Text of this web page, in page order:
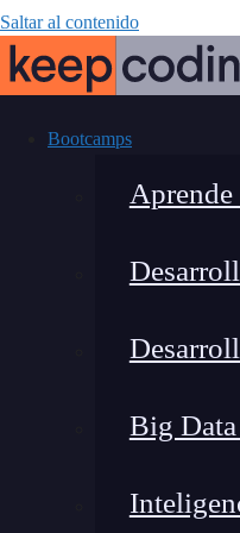
Saltar al contenido
Bootcamps
Aprende
Big